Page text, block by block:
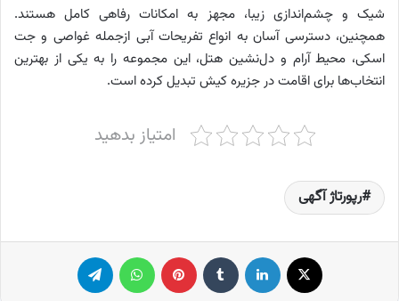
شیک و چشم‌اندازی زیبا، مجهز به امکانات رفاهی کامل هستند.
همچنین، دسترسی آسان به انواع تفریحات آبی ازجمله غواصی و جت
اسکی، محیط آرام و دل‌نشین هتل، این مجموعه را به یکی از بهترین
انتخاب‌ها برای اقامت در جزیره کیش تبدیل کرده است.
امتیاز بدهید
رپورتاژ آگهی
لینکدین ‫تامبلر پینترست